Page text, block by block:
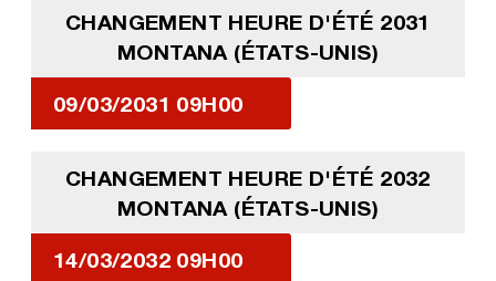
CHANGEMENT HEURE D'ÉTÉ 2031
MONTANA (ÉTATS-UNIS)
09/03/2031 09H00
CHANGEMENT HEURE D'ÉTÉ 2032
MONTANA (ÉTATS-UNIS)
14/03/2032 09H00